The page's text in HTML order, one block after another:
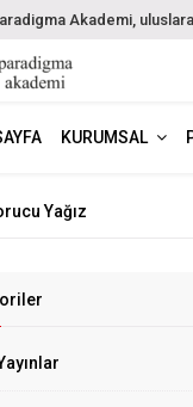
Akademi,
KURUMSAL
Yağız